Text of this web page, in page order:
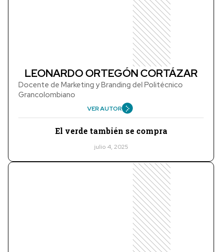
LEONARDO ORTEGÓN CORTÁZAR
Docente de Marketing y Branding del Politécnico
Grancolombiano
VER AUTOR
El verde también se compra
julio 4, 2025